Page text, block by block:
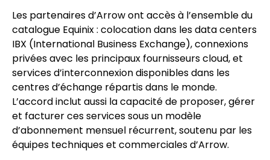
Les partenaires d’Arrow ont accès à l’ensemble du
catalogue Equinix : colocation dans les data centers
IBX (International Business Exchange), connexions
privées avec les principaux fournisseurs cloud, et
services d’interconnexion disponibles dans les
centres d’échange répartis dans le monde.
L’accord inclut aussi la capacité de proposer, gérer
et facturer ces services sous un modèle
d’abonnement mensuel récurrent, soutenu par les
équipes techniques et commerciales d’Arrow.